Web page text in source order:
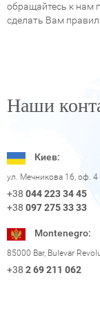
обращайтесь к нам
сделать Вам
Наши
Киев:
ул. Мечникова 16, оф. 4
+38 044 223 34 45
+38 097 275 33 33
Montenegro:
85000 Bar, Bulevar
+38 2 69 211 062